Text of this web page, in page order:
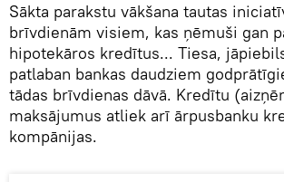
Sākta parakstu vākšana tautas
brīvdienām visiem, kas ņēmuši gan
hipotekāros kredītus... Tiesa,
patlaban bankas daudziem
tādas brīvdienas dāvā. Kredītu
maksājumus atliek arī ārpusbanku
kompānijas.